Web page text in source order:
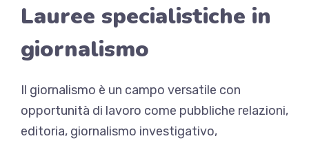
Lauree specialistiche in
giornalismo
Il giornalismo è un campo versatile con
opportunità di lavoro come pubbliche relazioni,
editoria, giornalismo investigativo,